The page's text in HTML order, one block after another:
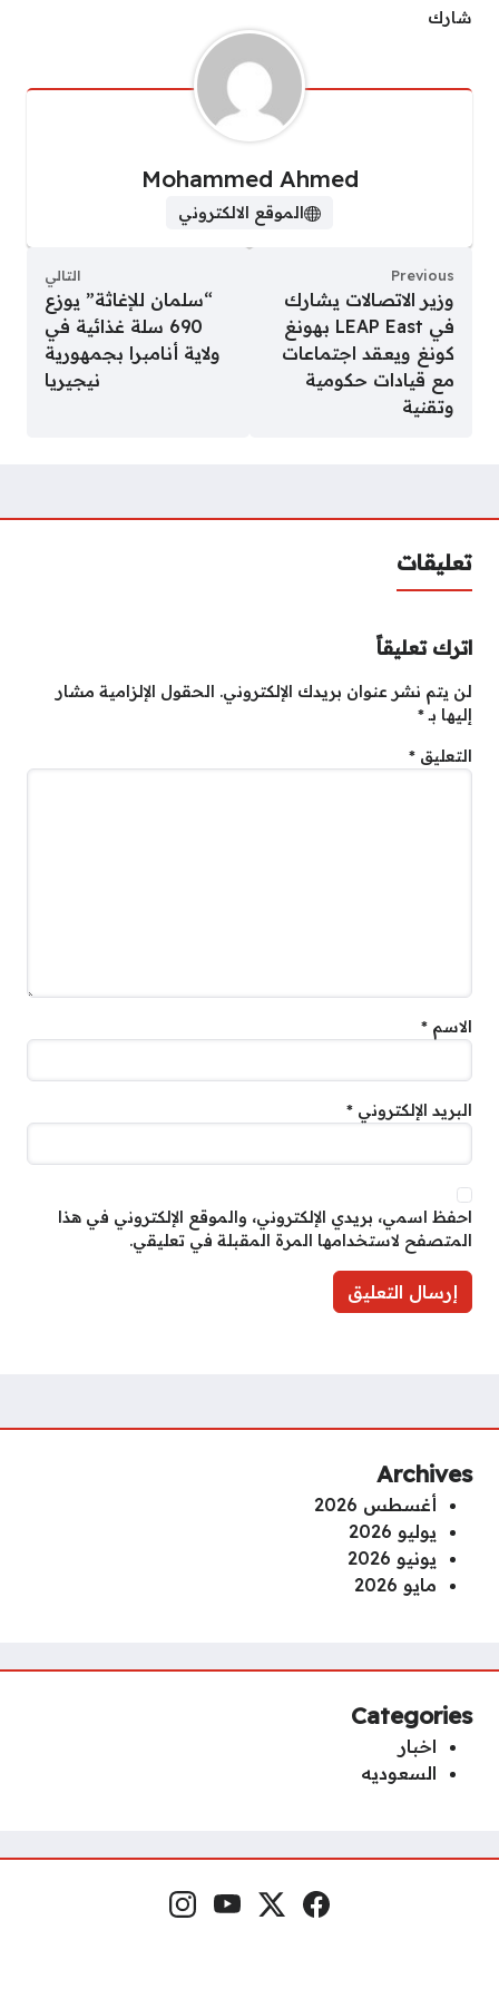
شارك
Mohammed Ahmed
الموقع الالكتروني
Previous
وزير الاتصالات يشارك
في LEAP East بهونغ
كونغ ويعقد اجتماعات
مع قيادات حكومية
وتقنية
التالي
“سلمان للإغاثة” يوزع
690 سلة غذائية في
ولاية أنامبرا بجمهورية
نيجيريا
تعليقات
اترك تعليقاً
لن يتم نشر عنوان بريدك الإلكتروني. الحقول الإلزامية مشار
إليها بـ*
التعليق *
الاسم *
البريد الإلكتروني *
احفظ اسمي، بريدي الإلكتروني، والموقع الإلكتروني في هذا
المتصفح لاستخدامها المرة المقبلة في تعليقي.
Archives
أغسطس 2026
يوليو 2026
يونيو 2026
مايو 2026
Categories
اخبار
السعوديه
مواقع التواصل فيسبوكمنصة إكس
يوتيوبإنستغرام